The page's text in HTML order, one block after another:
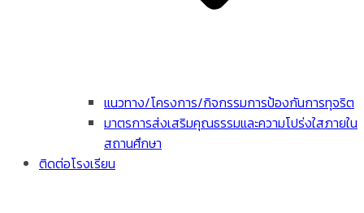
แนวทาง/โครงการ/กิจกรรมการป้องกันการทุจริต
มาตรการส่งเสริมคุณธรรมและความโปร่งใสภายใน
สถานศึกษา
ติดต่อโรงเรียน